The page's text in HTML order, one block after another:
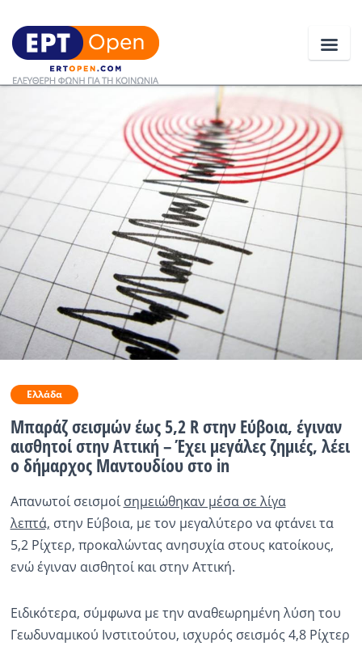
Ελλάδα
Κοινωνία
Πολιτική
Οικονομία
Αθλητικά
Κόσμος
Ραδιόφωνο
Εκπομπές
Πολιτισμός
Ελλάδα
Μπαράζ σεισμών έως 5,2 R στην Εύβοια, έγιναν
αισθητοί στην Αττική – Έχει μεγάλες ζημιές, λέει
ο δήμαρχος Μαντουδίου στο in
Απανωτοί σεισμοίσημειώθηκαν μέσα σε λίγα
λεπτά, στην Εύβοια, με τον μεγαλύτερο να φτάνει τα
5,2 Ρίχτερ, προκαλώντας ανησυχία στους κατοίκους,
ενώ έγιναν αισθητοί και στην Αττική.
Ειδικότερα, σύμφωνα με την αναθεωρημένη λύση του
Γεωδυναμικού Ινστιτούτου, ισχυρός σεισμός 4,8 Ρίχτερ